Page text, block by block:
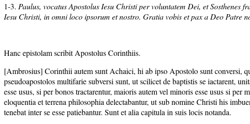
1-3. Paulus, vocatus Apostolus Iesu Christi per voluntatem Dei, et
Iesu Christi, in omni loco ipsorum et nostro. Gratia vobis et pax a Deo Patre
Hanc epistolam scribit Apostolus Corinthiis.
[Ambrosius] Corinthii autem sunt Achaici, hi ab ipso Apostolo sunt conversi,
pseudoapostolos multifarie subversi sunt, ut scilicet de baptistis se iactarent,
esse usus, si per bonos tractarentur, maioris autem vel minoris esse usus si
eloquentia et terrena philosophia delectabantur, ut sub nomine Christi his
tenebat inter se esse patiebantur. Sunt et alia capitula in suis locis notanda.